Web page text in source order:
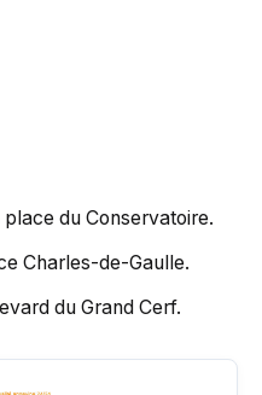
place du Conservatoire.
Charles-de-Gaulle.
du Grand Cerf.